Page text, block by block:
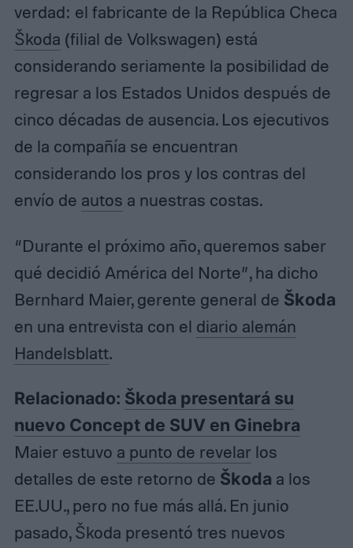
verdad: el fabricante de la República Checa
Škoda (filial de Volkswagen) está
considerando seriamente la posibilidad de
regresar a los Estados Unidos después de
cinco décadas de ausencia. Los ejecutivos
de la compañía se encuentran
considerando los pros y los contras del
envío de autos a nuestras costas.
“Durante el próximo año, queremos saber
qué decidió América del Norte”, ha dicho
Bernhard Maier, gerente general de Škoda
en una entrevista con el diario alemán
Handelsblatt.
Relacionado: Škoda presentará su
nuevo Concept de SUV en Ginebra
Maier estuvo a punto de revelar los
detalles de este retorno de Škoda a los
EE.UU., pero no fue más allá. En junio
pasado, Škoda presentó tres nuevos